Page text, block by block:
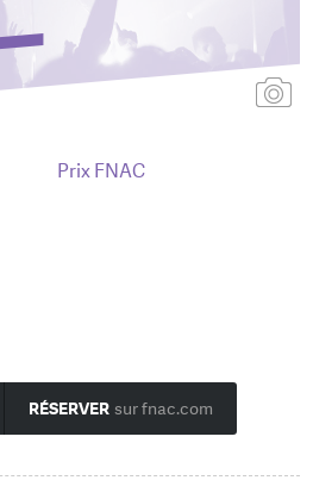
Prix FNAC
RÉSERVER sur fnac.com